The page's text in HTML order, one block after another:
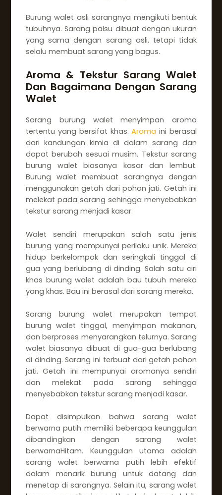
Burung walet asli sarangnya mengikuti bentuk
tubuhnya. Sarang palsu dibuat dengan ukuran
yang sama dengan sarang asli, tetapi tidak
selalu membuat sarang yang bagus.
Aroma & Tekstur Sarang Walet
Dan Bagaimana Dengan Sarang
Walet
Sarang burung walet menyimpan aroma
tertentu yang bersifat khas.Aroma ini berasal
dari kandungan kimia di dalam sarang dan
dapat berubah sesuai musim. Tekstur sarang
burung walet biasanya kasar dan lembut.
Burung walet membuat sarangnya dengan
menggunakan getah dari pohon jati. Getah ini
melekat pada sarang sehingga menyebabkan
tekstur sarang menjadi kasar.
Walet sendiri merupakan salah satu jenis
burung yang mempunyai perilaku unik. Mereka
hidup berkelompok dan seringkali tinggal di
gua yang berlubang di dinding. Salah satu ciri
khas burung walet adalah bau tubuh mereka
yang khas. Bau ini berasal dari sarang mereka.
Sarang burung walet merupakan tempat
burung walet tinggal, menyimpan makanan,
dan berproses menyarangkan telurnya. Sarang
walet biasanya dibuat di gua-gua berlubang
di dinding. Sarang ini terbuat dari getah pohon
jati. Getah ini mempunyai aromanya sendiri
dan melekat pada sarang sehingga
menyebabkan tekstur sarang menjadi kasar.
Dapat disimpulkan bahwa sarang walet
berwarna putih memiliki beberapa keunggulan
dibandingkan dengan sarang walet
berwarnaHitam. Keunggulan utama adalah
sarang walet berwarna putih lebih efektif
dalam menarik burung untuk datang dan
menetap di sarangnya. Selain itu, sarang walet